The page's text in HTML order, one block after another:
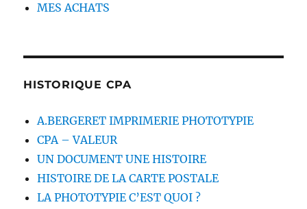
MES ACHATS
HISTORIQUE CPA
A.BERGERET IMPRIMERIE PHOTOTYPIE
CPA – VALEUR
UN DOCUMENT UNE HISTOIRE
HISTOIRE DE LA CARTE POSTALE
LA PHOTOTYPIE C’EST QUOI ?